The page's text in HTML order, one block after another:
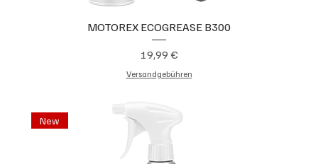
MOTOREX ECOGREASE B300
Preis
19,99 €
Versandgebühren
New